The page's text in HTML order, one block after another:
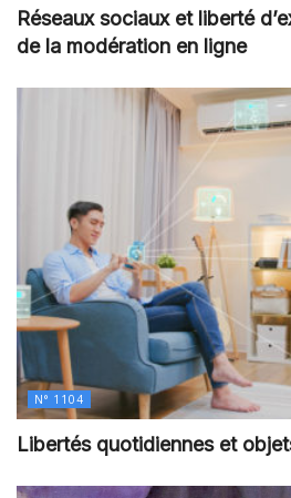
Réseaux sociaux et liberté
de la modération en ligne
N° 1104
Libertés quotidiennes et